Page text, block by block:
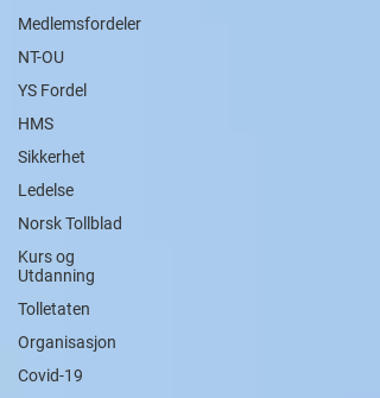
Medlemsfordeler
NT-OU
YS Fordel
HMS
Sikkerhet
Ledelse
Norsk Tollblad
Kurs og
Utdanning
Tolletaten
Organisasjon
Covid-19